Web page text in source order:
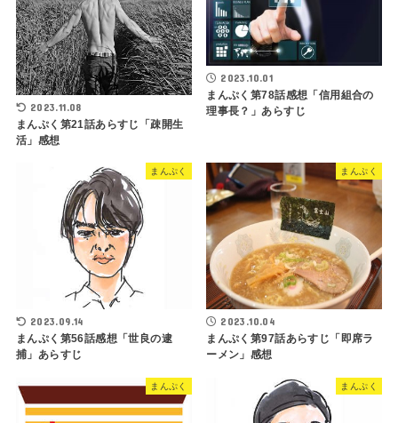
2023.11.08
まんぷく第21話あらすじ「疎開生
活」感想
2023.10.01
まんぷく第78話感想「信用組合の
理事長？」あらすじ
まんぷく
2023.09.14
まんぷく第56話感想「世良の逮
捕」あらすじ
まんぷく
2023.10.04
まんぷく第97話あらすじ「即席ラ
ーメン」感想
まんぷく まんぷく